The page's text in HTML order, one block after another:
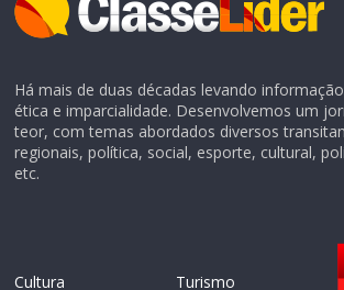
Há mais de duas décadas levando
ética e imparcialidade. Desenvolvemos um
teor, com temas abordados diversos
regionais, política, social, esporte, cultural,
etc.
Cultura Turismo